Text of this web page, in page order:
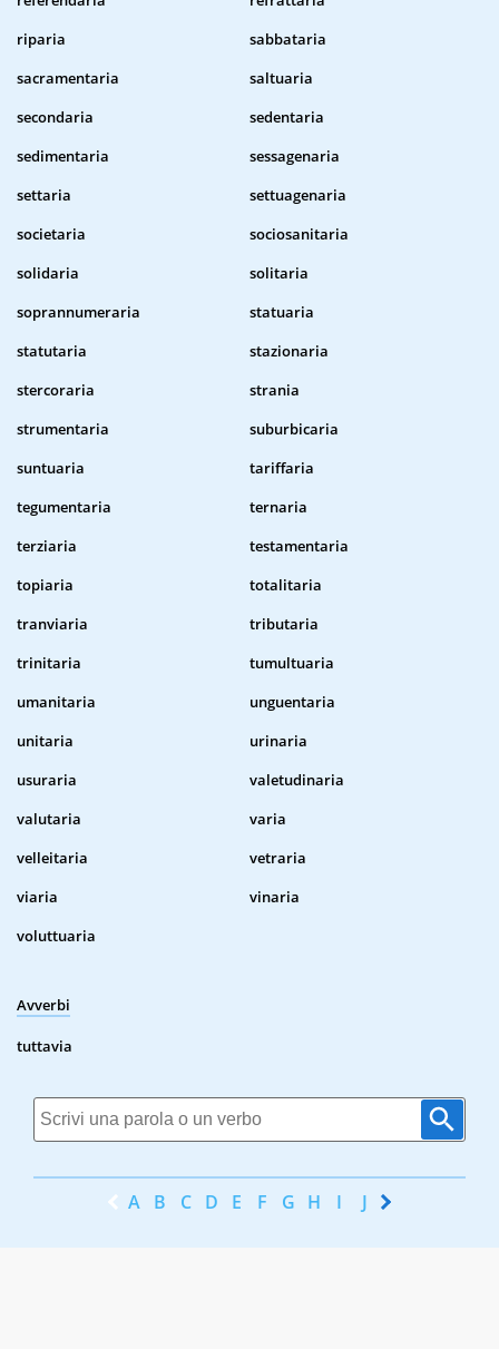
riparia
sabbataria
sacramentaria
saltuaria
secondaria
sedentaria
sedimentaria
sessagenaria
settaria
settuagenaria
societaria
sociosanitaria
solidaria
solitaria
soprannumeraria
statuaria
statutaria
stazionaria
stercoraria
strania
strumentaria
suburbicaria
suntuaria
tariffaria
tegumentaria
ternaria
terziaria
testamentaria
topiaria
totalitaria
tranviaria
tributaria
trinitaria
tumultuaria
umanitaria
unguentaria
unitaria
urinaria
usuraria
valetudinaria
valutaria
varia
velleitaria
vetraria
viaria
vinaria
voluttuaria
Avverbi
tuttavia
A B C D E F G H I J K